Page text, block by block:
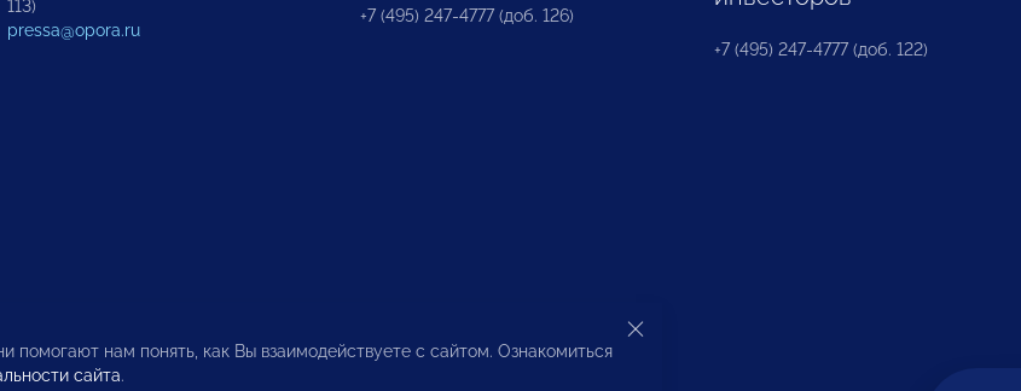
113)
pressa@opora.ru
+7 (495) 247-4777 (доб. 126)
+7 (495) 247-4777 (доб. 122)
помогают нам понять, как Вы взаимодействуете с сайтом. Ознакомиться
сайта.